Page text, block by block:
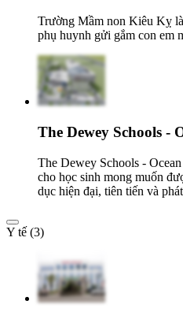
Trường Mầm non Kiêu Kỵ
phụ huynh gửi gắm con em
The Dewey Schools -
The Dewey Schools -
cho học sinh mong muốn
dục hiện đại, tiên tiến và
Y tế (3)